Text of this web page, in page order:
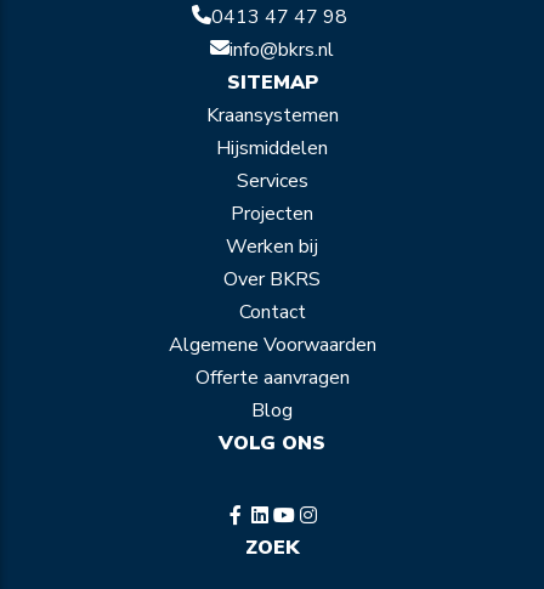
0413 47 47 98
info@bkrs.nl
SITEMAP
Kraansystemen
Hijsmiddelen
Services
Projecten
Werken bij
Over BKRS
Contact
Algemene Voorwaarden
Offerte aanvragen
Blog
VOLG ONS
ZOEK